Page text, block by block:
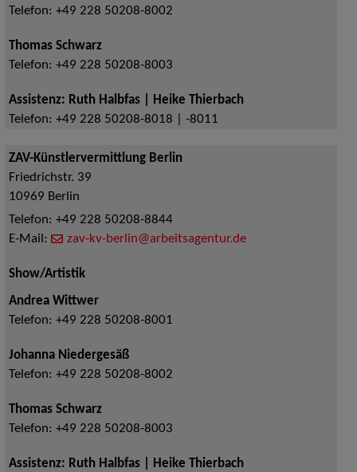
Telefon: +49 228 50208-8002
Thomas Schwarz
Telefon: +49 228 50208-8003
Assistenz: Ruth Halbfas | Heike Thierbach
Telefon: +49 228 50208-8018 | -8011
ZAV-Künstlervermittlung Berlin
Friedrichstr. 39
10969 Berlin
Telefon: +49 228 50208-8844
E-Mail:
zav-kv-berlin@arbeitsagentur.de
Show/Artistik
Andrea Wittwer
Telefon: +49 228 50208-8001
Johanna Niedergesäß
Telefon: +49 228 50208-8002
Thomas Schwarz
Telefon: +49 228 50208-8003
Assistenz: Ruth Halbfas | Heike Thierbach